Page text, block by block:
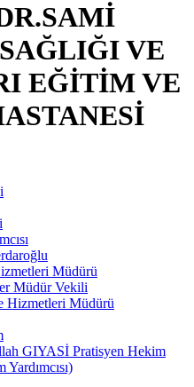
VE
EĞİTİM VE
Müdürü
Müdür Vekili
Hizmetleri Müdürü
GIYASİ Pratisyen Hekim
Yardımcısı)